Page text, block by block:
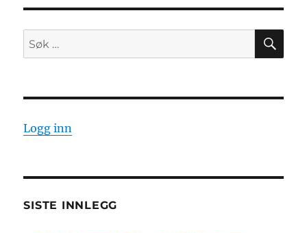
Søk
etter:
Logg inn
SISTE INNLEGG